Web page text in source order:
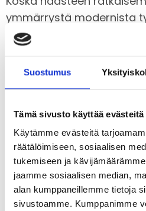
Suostumus
Tämä sivusto käyttää evästeitä
Käytämme evästeitä
räätälöimiseen, sosiaalisen
tukemiseen ja
jaamme sosiaalisen median,
alan kumppaneillemme tietoja
sivustoamme. Kumppanimme
ymmärrystä modernista
arjesta ja sitä tukevista
valitsi meidät
työympäristömuutoksen.
Uudet tilat
kohtaamiset
Lähdimme yhdessä